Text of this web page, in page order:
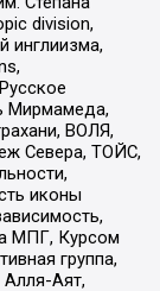
division,
инглиизма,
Мирмамеда,
ВОЛЯ,
Севера, ТОЙС,
иконы
МПГ, Курсом
группа,
Аят,